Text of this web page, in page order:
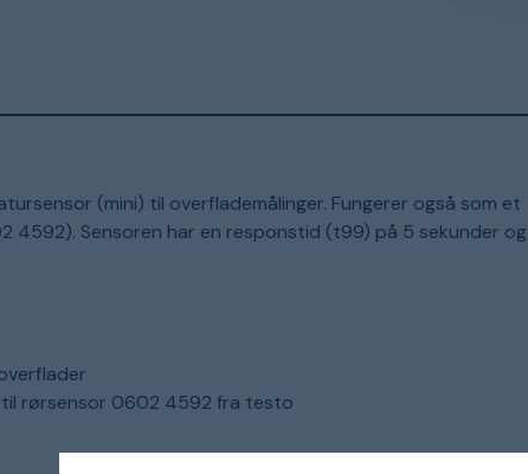
(mini) til overflademålinger. Fungerer også som et
4592). Sensoren har en responstid (t99) på 5 sekunder og
til rørsensor 0602 4592 fra testo